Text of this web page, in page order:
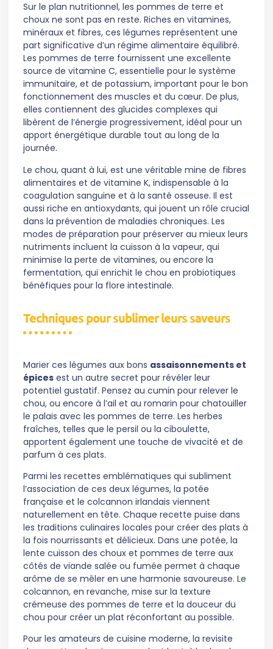
Sur le plan nutritionnel, les pommes de terre et
choux ne sont pas en reste. Riches en vitamines,
minéraux et fibres, ces légumes représentent une
part significative d’un régime alimentaire équilibré.
Les pommes de terre fournissent une excellente
source de vitamine C, essentielle pour le système
immunitaire, et de potassium, important pour le bon
fonctionnement des muscles et du cœur. De plus,
elles contiennent des glucides complexes qui
libèrent de l’énergie progressivement, idéal pour un
apport énergétique durable tout au long de la
journée.
Le chou, quant à lui, est une véritable mine de fibres
alimentaires et de vitamine K, indispensable à la
coagulation sanguine et à la santé osseuse. Il est
aussi riche en antioxydants, qui jouent un rôle crucial
dans la prévention de maladies chroniques. Les
modes de préparation pour préserver au mieux leurs
nutriments incluent la cuisson à la vapeur, qui
minimise la perte de vitamines, ou encore la
fermentation, qui enrichit le chou en probiotiques
bénéfiques pour la flore intestinale.
Techniques pour sublimer leurs saveurs
Marier ces légumes aux bons assaisonnements et
épices est un autre secret pour révéler leur
potentiel gustatif. Pensez au cumin pour relever le
chou, ou encore à l’ail et au romarin pour chatouiller
le palais avec les pommes de terre. Les herbes
fraîches, telles que le persil ou la ciboulette,
apportent également une touche de vivacité et de
parfum à ces plats.
Parmi les recettes emblématiques qui subliment
l’association de ces deux légumes, la potée
française et le colcannon irlandais viennent
naturellement en tête. Chaque recette puise dans
les traditions culinaires locales pour créer des plats à
la fois nourrissants et délicieux. Dans une potée, la
lente cuisson des choux et pommes de terre aux
côtés de viande salée ou fumée permet à chaque
arôme de se mêler en une harmonie savoureuse. Le
colcannon, en revanche, mise sur la texture
crémeuse des pommes de terre et la douceur du
chou pour créer un plat réconfortant au possible.
Pour les amateurs de cuisine moderne, la revisite